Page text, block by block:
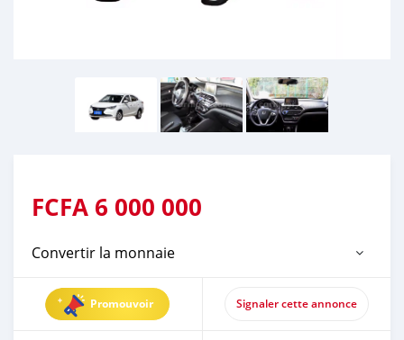
FCFA 6 000 000
Convertir la monnaie
Promouvoir Signaler cette annonce